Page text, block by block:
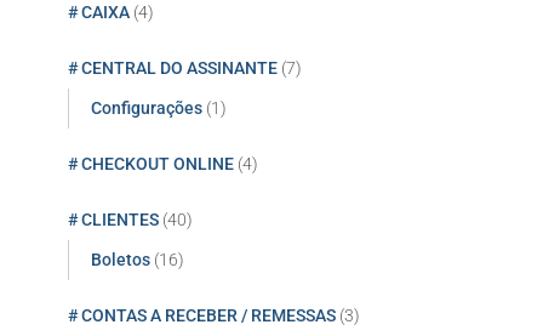
# CAIXA (4)
# CENTRAL DO ASSINANTE (7)
Configurações (1)
# CHECKOUT ONLINE (4)
# CLIENTES (40)
Boletos (16)
# CONTAS A RECEBER / REMESSAS (3)